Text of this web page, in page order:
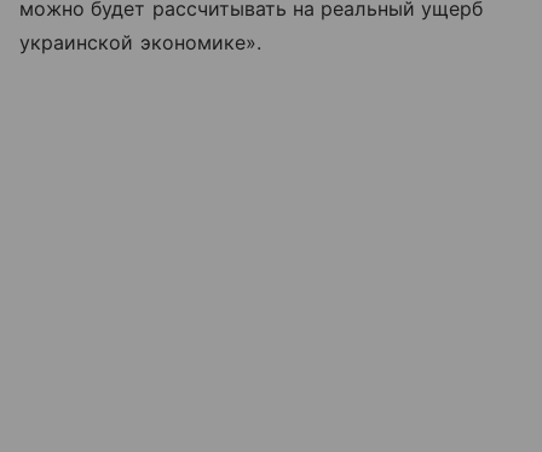
можно будет рассчитывать на реальный ущерб
украинской экономике».